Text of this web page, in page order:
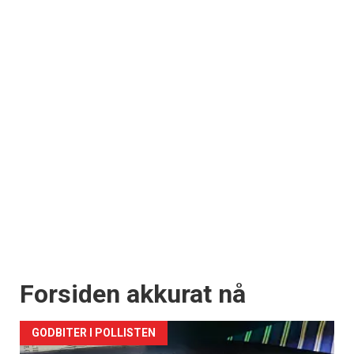
Forsiden akkurat nå
GODBITER I POLLISTEN